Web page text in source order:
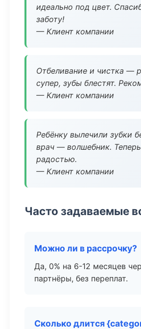
идеально под цвет.
заботу!
— Клиент компании
Отбеливание и чистка —
супер, зубы блестят.
— Клиент компании
Ребёнку вылечили зубки
врач — волшебник.
радостью.
— Клиент компании
Часто задаваемые
Можно ли в рассрочку?
Да, 0% на 6-12 месяцев
партнёры, без переплат.
Сколько длится